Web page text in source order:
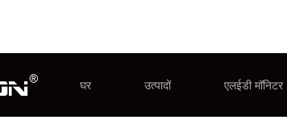
घर उत्पादों एलईडी मॉनिटर
समाचार